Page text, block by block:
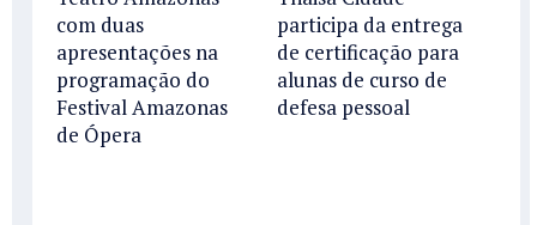
com duas
apresentações na
programação do
Festival Amazonas
de Ópera
participa da entrega
de certificação para
alunas de curso de
defesa pessoal